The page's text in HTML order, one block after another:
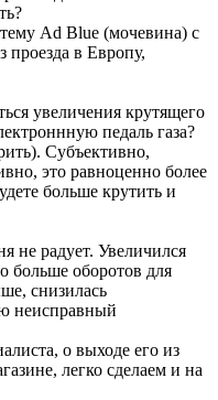
Ad Blue (мочевина) с
в Европу,
увеличения крутящего
педаль газа?
Субъективно,
это равноценно более
больше крутить и
не радует. Увеличился
больше оборотов для
снизилась
неисправный
о выходе его из
легко сделаем и на